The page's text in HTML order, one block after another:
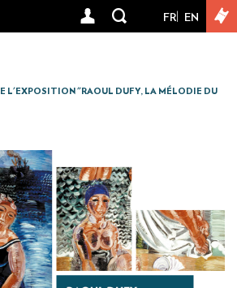
User
FR EN
L'EXPOSITION "RAOUL DUFY, LA MÉLODIE DU